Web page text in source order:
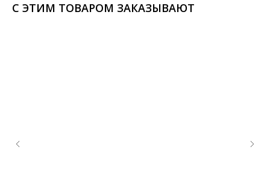
С ЭТИМ ТОВАРОМ ЗАКАЗЫВАЮТ